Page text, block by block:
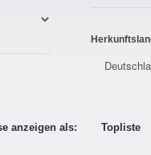
anzeigen als: Topliste